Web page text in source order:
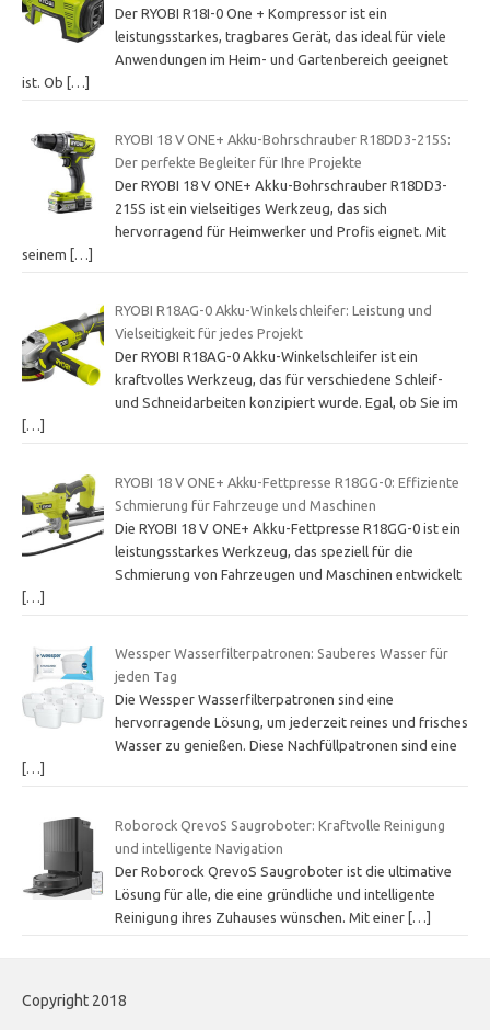
Der RYOBI R18I-0 One + Kompressor ist ein
leistungsstarkes, tragbares Gerät, das ideal für viele
Anwendungen im Heim- und Gartenbereich geeignet
ist. Ob
[…]
RYOBI 18 V ONE+ Akku-Bohrschrauber R18DD3-215S:
Der perfekte Begleiter für Ihre Projekte
Der RYOBI 18 V ONE+ Akku-Bohrschrauber R18DD3-
215S ist ein vielseitiges Werkzeug, das sich
hervorragend für Heimwerker und Profis eignet. Mit
seinem […]
RYOBI R18AG-0 Akku-Winkelschleifer: Leistung und
Vielseitigkeit für jedes Projekt
Der RYOBI R18AG-0 Akku-Winkelschleifer ist ein
kraftvolles Werkzeug, das für verschiedene Schleif-
und Schneidarbeiten konzipiert wurde. Egal, ob Sie im
[…]
RYOBI 18 V ONE+ Akku-Fettpresse R18GG-0: Effiziente
Schmierung für Fahrzeuge und Maschinen
Die RYOBI 18 V ONE+ Akku-Fettpresse R18GG-0 ist ein
leistungsstarkes Werkzeug, das speziell für die
Schmierung von Fahrzeugen und Maschinen entwickelt
[…]
Wessper Wasserfilterpatronen: Sauberes Wasser für
jeden Tag
Die Wessper Wasserfilterpatronen sind eine
hervorragende Lösung, um jederzeit reines und frisches
Wasser zu genießen. Diese Nachfüllpatronen sind eine
[…]
Roborock QrevoS Saugroboter: Kraftvolle Reinigung
und intelligente Navigation
Der Roborock QrevoS Saugroboter ist die ultimative
Lösung für alle, die eine gründliche und intelligente
Reinigung ihres Zuhauses wünschen. Mit einer […]
Copyright 2018